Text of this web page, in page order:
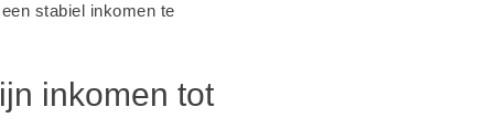
stabiel inkomen te
inkomen tot